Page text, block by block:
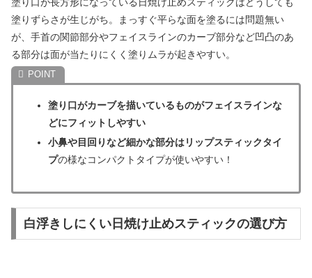
塗りずらさが生じがち。まっすぐ平らな面を塗るには問題無い
が、手首の関節部分やフェイスラインのカーブ部分など凹凸のあ
る部分は面が当たりにくく塗りムラが起きやすい。
塗り口がカーブを描いているものがフェイスラインな
どにフィットしやすい
小鼻や目回りなど細かな部分はリップスティックタイ
プの様なコンパクトタイプが使いやすい！
白浮きしにくい日焼け止めスティックの選び方